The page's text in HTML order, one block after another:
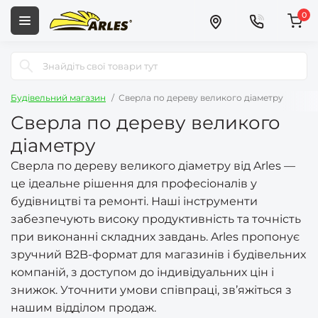
0
Будівельний магазин Сверла по дереву великого діаметру
Сверла по дереву великого
діаметру
Сверла по дереву великого діаметру від Arles —
це ідеальне рішення для професіоналів у
будівництві та ремонті. Наші інструменти
забезпечують високу продуктивність та точність
при виконанні складних завдань. Arles пропонує
зручний B2B-формат для магазинів і будівельних
компаній, з доступом до індивідуальних цін і
знижок. Уточнити умови співпраці, зв’яжіться з
нашим відділом продаж.